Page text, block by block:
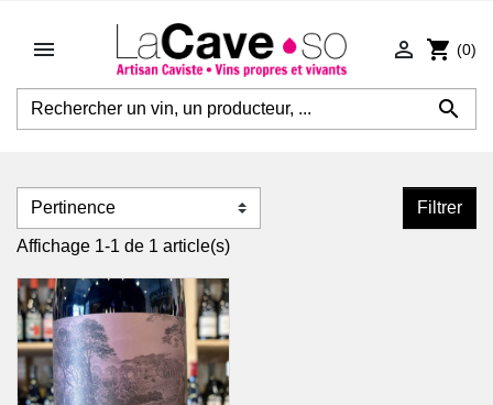


 shopping_cart (0)
Filtrer
Affichage 1-1 de 1 article(s)